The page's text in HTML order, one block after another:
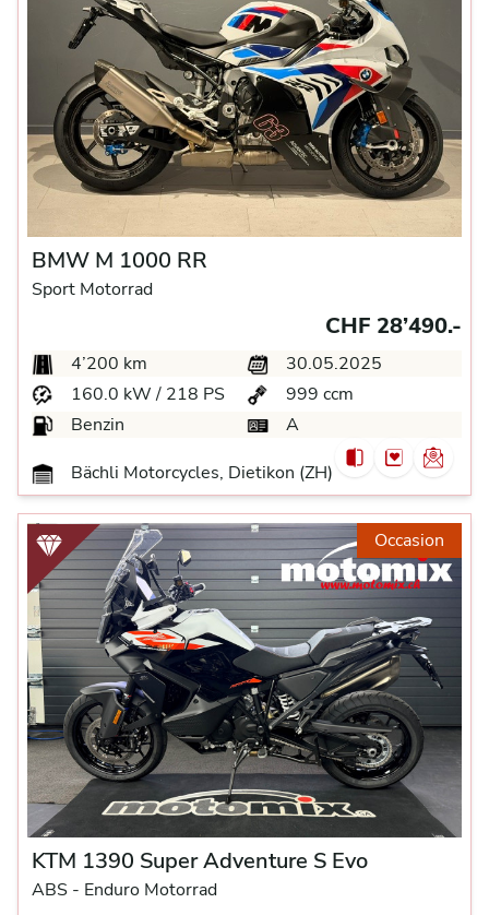
BMW M 1000 RR
Sport Motorrad
CHF 28’490.-
4’200 km
30.05.2025
160.0 kW / 218 PS
999 ccm
Benzin
A
Bächli Motorcycles, Dietikon (ZH)
Occasion
KTM 1390 Super Adventure S Evo
ABS - Enduro Motorrad